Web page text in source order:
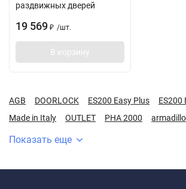
раздвижных дверей
19 569 ₽ /шт.
В корзину
AGB DOORLOCK ES200 Easy Plus
ES200
Made in Italy
OUTLET PHA 2000 armadillo
Показать еще